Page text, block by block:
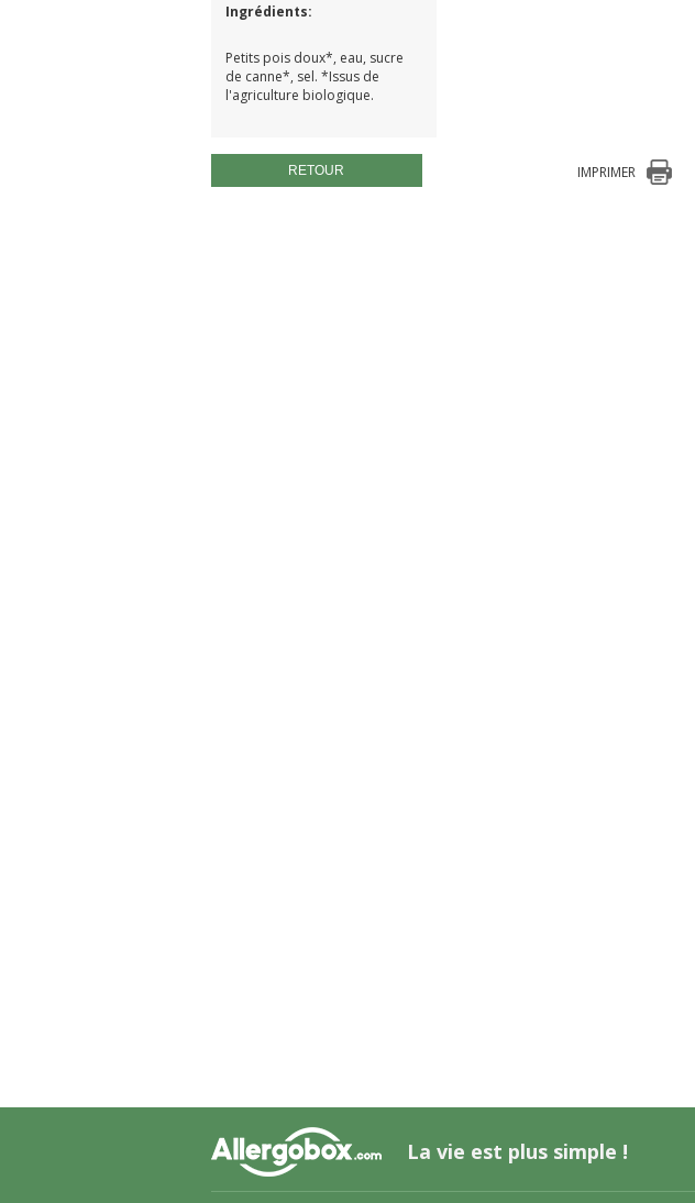
Ingrédients:
Petits pois doux*, eau, sucre
de canne*, sel. *Issus de
l'agriculture biologique.
RETOUR IMPRIMER
La vie est plus simple !